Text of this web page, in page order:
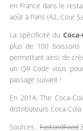
en France dans le
août à Paris (42, Cour
La spécificité du
plus de 100 boissons
permettant ainsi de
un QR Code vous
passage suivant !
En 2014, The Coca-
distributeurs Coca-
Sources :FastandFood